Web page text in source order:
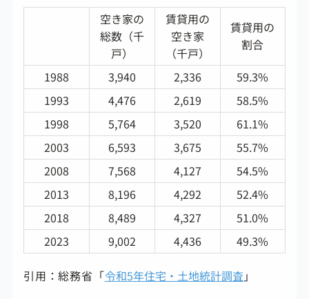
空き家の
総数（千
戸）
賃貸用の
空き家
（千戸）
賃貸用の
割合
1988
3,940 2,336
59.3%
1993
4,476 2,619
58.5%
1998
5,764 3,520
61.1%
2003
6,593 3,675
55.7%
2008
7,568 4,127
54.5%
2013
8,196 4,292
52.4%
2018
8,489 4,327
51.0%
2023
9,002 4,436 49.3%
引用：総務省「令和5年住宅・土地統計調査 」